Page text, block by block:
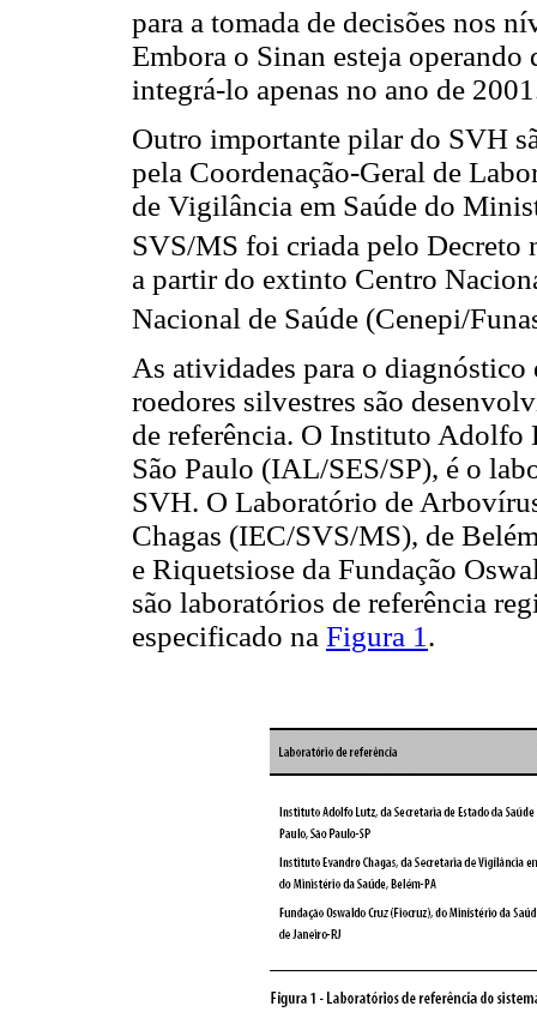
para a tomada de decisões nos
Embora o Sinan esteja operando
integrá-lo apenas no ano de
Outro importante pilar do SVH
pela Coordenação-Geral de
de Vigilância em Saúde do
SVS/MS foi criada pelo Decreto
a partir do extinto Centro
Nacional de Saúde (Cenepi/
As atividades para o diagnóstico
roedores silvestres são
de referência. O Instituto Adolfo
São Paulo (IAL/SES/SP), é o
SVH. O Laboratório de
Chagas (IEC/SVS/MS), de
e Riquetsiose da Fundação
são laboratórios de referência
especificado na Figura 1.